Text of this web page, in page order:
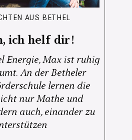
AUS BETHEL
ich helf dir!
Energie, Max ist ruhig
An der Betheler
lernen die
nur Mathe und
auch, einander zu